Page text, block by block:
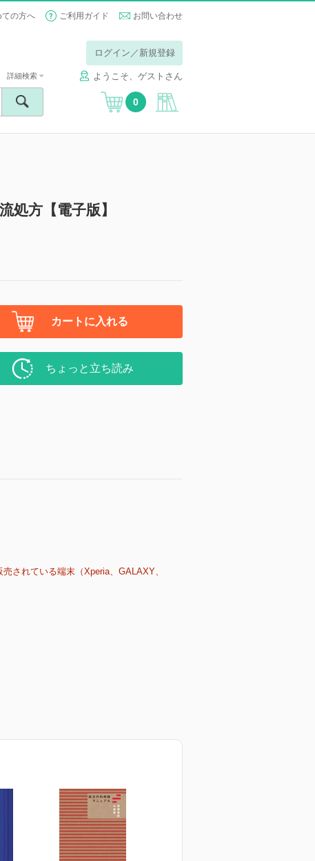
ての方へ ご利用ガイド お問い合わせ
ログイン／新規登録
ようこそ、ゲストさん
詳細検索
0
処方【電子版】
カートに入れる
ちょっと立ち読み
されている端末（Xperia、GALAXY、